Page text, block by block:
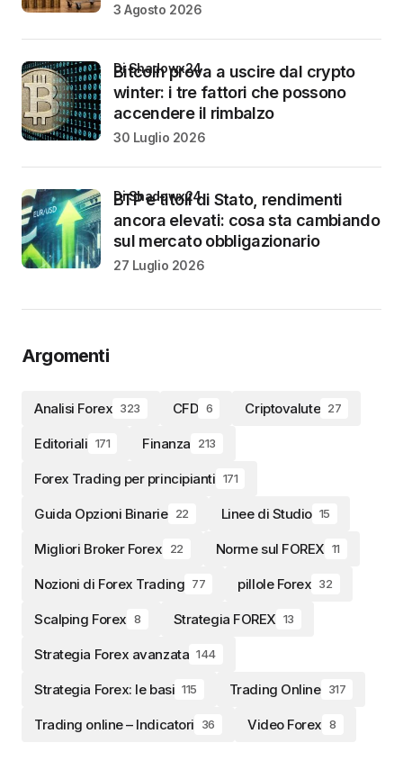
3 Agosto 2026
Bitcoin prova a uscire dal crypto
winter: i tre fattori che possono
accendere il rimbalzo
di Shadowx24
30 Luglio 2026
BTP e titoli di Stato, rendimenti
ancora elevati: cosa sta cambiando
sul mercato obbligazionario
di Shadowx24
27 Luglio 2026
Argomenti
Analisi Forex 323 CFD 6 Criptovalute 27
Editoriali 171 Finanza 213
Forex Trading per principianti 171
Guida Opzioni Binarie 22 Linee di Studio 15
Migliori Broker Forex 22 Norme sul FOREX 11
Nozioni di Forex Trading 77 pillole Forex 32
Scalping Forex 8 Strategia FOREX 13
Strategia Forex avanzata 144
Strategia Forex: le basi 115 Trading Online 317
Trading online – Indicatori 36 Video Forex 8